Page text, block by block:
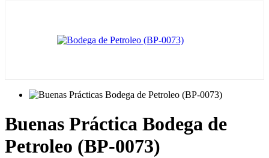
Buenas Práctica Bodega de
Petroleo (BP-0073)